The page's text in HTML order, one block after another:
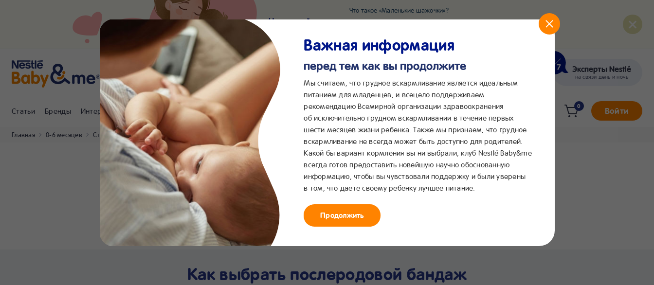
Что такое «Маленькие шажочки»?
Наш новый суперсервис для отслеживания развития вашего малыша
*2055 Сообщения в ВКонтакте Эксперты Nestlé
на связи день и ночь
Статьи Бренды Интернет-магазин Клуб Nestlé Baby&me Сервисы Бейбимания
0 Войти
Главная 0-6 месяцев Статьи Как выбрать послеродовой бандаж
Бейбимания Что нового
Интернет-
магазин
Линия заботы
Как выбрать послеродовой бандаж
Важная информация
перед тем как вы продолжите
Мы считаем, что грудное вскармливание является идеальным
питанием для младенцев, и всецело поддерживаем
рекомендацию Всемирной организации здравоохранения
об исключительно грудном вскармливании в течение первых
шести месяцев жизни ребенка. Также мы признаем, что грудное
вскармливание не всегда может быть доступно для родителей.
Какой бы вариант кормления вы ни выбрали, клуб Nestlé Baby&me
всегда готов предоставить новейшую научно обоснованную
информацию, чтобы вы чувствовали поддержку и были уверены
в том, что даете своему ребенку лучшее питание.
Продолжить